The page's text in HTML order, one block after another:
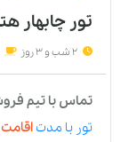
تور چابهار
2 شب و 3 روز
تماس با تیم
تور با مدت